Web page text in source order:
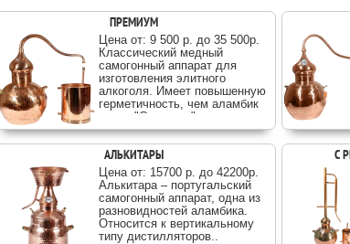
ПРЕМИУМ
Цена от: 9 500 р. до 35 500p.
Классический медный
самогонный аппарат для
изготовления элитного
алкоголя. Имеет повышенную
герметичность, чем аламбик
серии "Стандарт"..
АЛЬКИТАРЫ
Цена от: 15700 р. до 42200p.
Алькитара – португальский
самогонный аппарат, одна из
разновидностей аламбика.
Относится к вертикальному
типу дистилляторов..
С